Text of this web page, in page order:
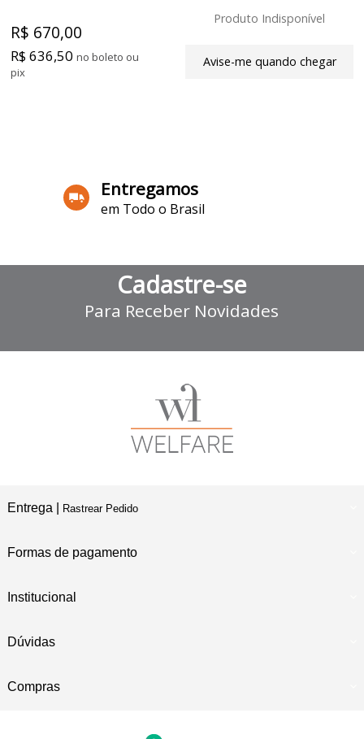
R$ 670,00
R$ 636,50 no boleto ou
pix
Produto Indisponível
Avise-me quando chegar
Entregamos
em Todo o Brasil
Cadastre-se
Para Receber Novidades
Entrega | Rastrear Pedido
Formas de pagamento
Institucional
Dúvidas
Compras